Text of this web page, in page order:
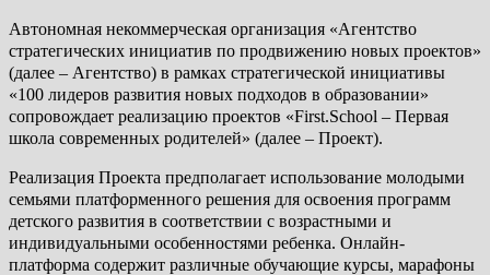
Автономная некоммерческая организация «Агентство
стратегических инициатив по продвижению новых проектов»
(далее – Агентство) в рамках стратегической инициативы
«100 лидеров развития новых подходов в образовании»
сопровождает реализацию проектов «First.School – Первая
школа современных родителей» (далее – Проект).
Реализация Проекта предполагает использование молодыми
семьями платформенного решения для освоения программ
детского развития в соответствии с возрастными и
индивидуальными особенностями ребенка. Онлайн-
платформа содержит различные обучающие курсы, марафоны